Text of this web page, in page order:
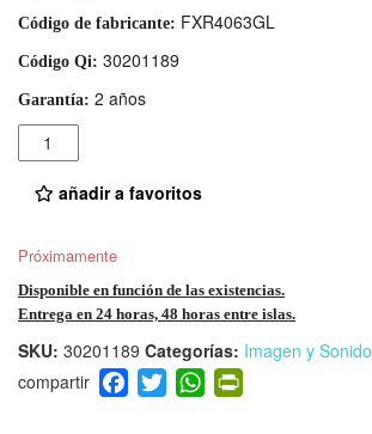
Código de fabricante: FXR4063GL
Código Qi: 30201189
Garantía: 2 años
Cantidad
añadir a favoritos
Próximamente
Disponible en función de las existencias.
Entrega en 24 horas, 48 horas entre islas.
SKU: 30201189 Categorías: Imagen y Sonido
F
a
T
wi
W
h